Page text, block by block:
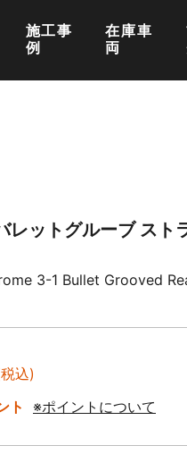
施工事
例
在庫車
両
レットグルーブ スト
3-1 Bullet Grooved
込)
ト
※ポイントについて